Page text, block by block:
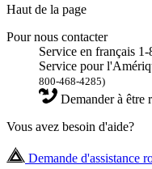
Haut de la page
Pour nous contacter
Service en français
Service pour
800-468-4285)
Demander à être
Vous avez besoin d'aide?
Demande d'assistance